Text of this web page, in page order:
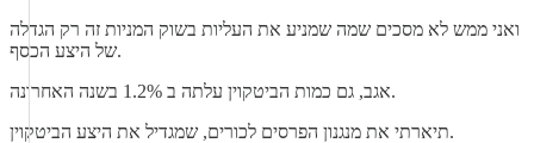
ואני ממש לא מסכים שמה שמניע את העליות בשוק המניות זה רק הגדלה
של היצע הכסף.
אגב, גם כמות הביטקוין עלתה ב 1.2% בשנה האחרונה.
תיארתי את מנגנון הפרסים לכורים, שמגדיל את היצע הביטקוין.